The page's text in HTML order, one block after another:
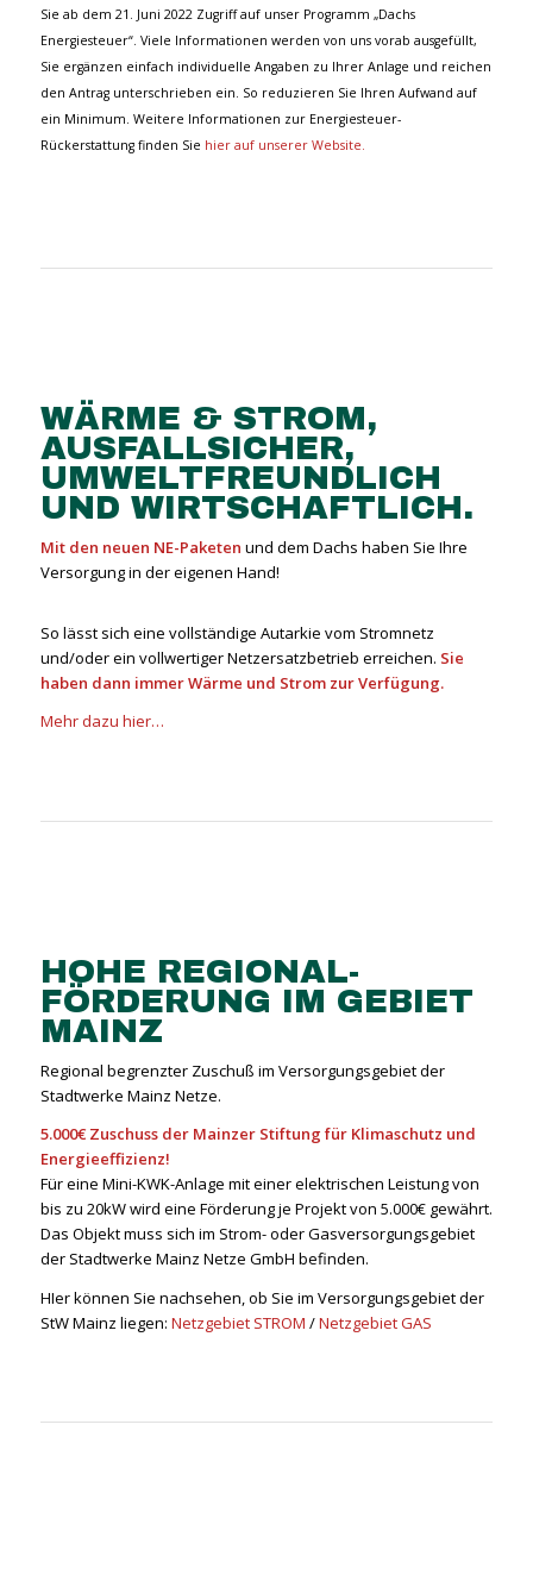
Sie ab dem 21. Juni 2022 Zugriff auf unser Programm „Dachs
Energiesteuer“. Viele Informationen werden von uns vorab ausgefüllt,
Sie ergänzen einfach individuelle Angaben zu Ihrer Anlage und reichen
den Antrag unterschrieben ein. So reduzieren Sie Ihren Aufwand auf
ein Minimum. Weitere Informationen zur Energiesteuer-
Rückerstattung finden Sie hier auf unserer Website.
WÄRME & STROM,
AUSFALLSICHER,
UMWELTFREUNDLICH
UND WIRTSCHAFTLICH.
Mit den neuen NE-Paketen und dem Dachs haben Sie Ihre
Versorgung in der eigenen Hand!
So lässt sich eine vollständige Autarkie vom Stromnetz
und/oder ein vollwertiger Netzersatzbetrieb erreichen. Sie
haben dann immer Wärme und Strom zur Verfügung.
Mehr dazu hier…
HOHE REGIONAL-
FÖRDERUNG IM GEBIET
MAINZ
Regional begrenzter Zuschuß im Versorgungsgebiet der
Stadtwerke Mainz Netze.
5.000€ Zuschuss der Mainzer Stiftung für Klimaschutz und
Energieeffizienz!
Für eine Mini-KWK-Anlage mit einer elektrischen Leistung von
bis zu 20kW wird eine Förderung je Projekt von 5.000€ gewährt.
Das Objekt muss sich im Strom- oder Gasversorgungsgebiet
der Stadtwerke Mainz Netze GmbH befinden.
HIer können Sie nachsehen, ob Sie im Versorgungsgebiet der
StW Mainz liegen: Netzgebiet STROM /Netzgebiet GAS